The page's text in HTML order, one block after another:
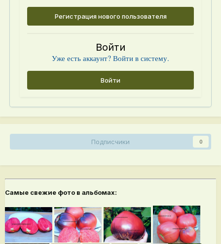
Регистрация нового пользователя
Войти
Уже есть аккаунт? Войти в систему.
Войти
Подписчики 0
Самые свежие фото в альбомах: